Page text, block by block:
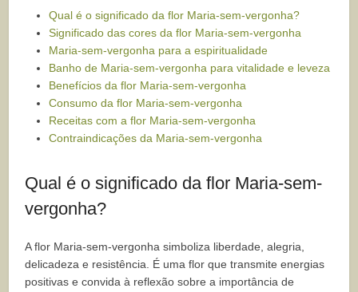
Qual é o significado da flor Maria-sem-vergonha?
Significado das cores da flor Maria-sem-vergonha
Maria-sem-vergonha para a espiritualidade
Banho de Maria-sem-vergonha para vitalidade e leveza
Benefícios da flor Maria-sem-vergonha
Consumo da flor Maria-sem-vergonha
Receitas com a flor Maria-sem-vergonha
Contraindicações da Maria-sem-vergonha
Qual é o significado da flor Maria-sem-
vergonha?
A flor Maria-sem-vergonha simboliza liberdade, alegria,
delicadeza e resistência. É uma flor que transmite energias
positivas e convida à reflexão sobre a importância de